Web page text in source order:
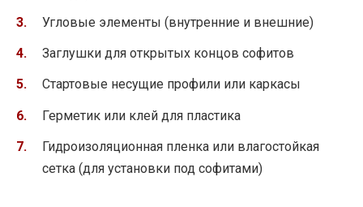
Угловые элементы (внутренние и внешние)
Заглушки для открытых концов софитов
Стартовые несущие профили или каркасы
Герметик или клей для пластика
Гидроизоляционная пленка или влагостойкая
сетка (для установки под софитами)